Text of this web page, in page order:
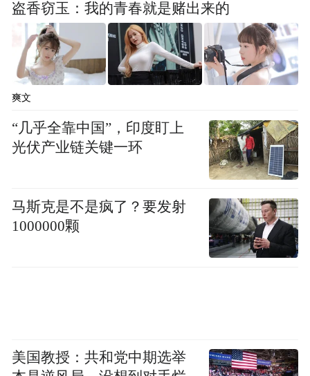
盗香窃玉：我的青春就是赌出来的
爽文
“几乎全靠中国”，印度盯上
光伏产业链关键一环
马斯克是不是疯了？要发射
1000000颗
美国教授：共和党中期选举